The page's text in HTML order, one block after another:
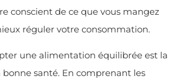
conscient de ce que vous mangez
réguler votre consommation.
une alimentation équilibrée est la
santé. En comprenant les